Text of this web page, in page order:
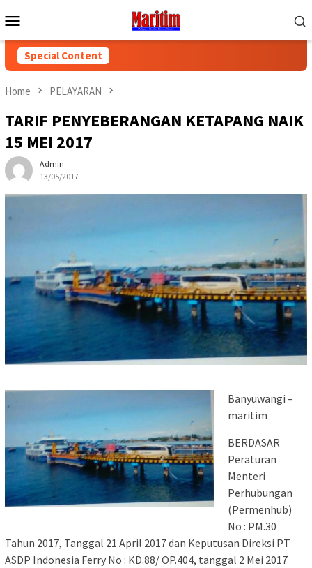
to
Menu
Special Content
Home PELAYARAN
TARIF PENYEBERANGAN KETAPANG NAIK
15 MEI 2017
Admin
13/05/2017
Banyuwangi –
maritim
BERDASAR
Peraturan
Menteri
Perhubungan
(Permenhub)
No : PM.30
Tahun 2017, Tanggal 21 April 2017 dan Keputusan Direksi PT
ASDP Indonesia Ferry No : KD.88/ OP.404, tanggal 2 Mei 2017